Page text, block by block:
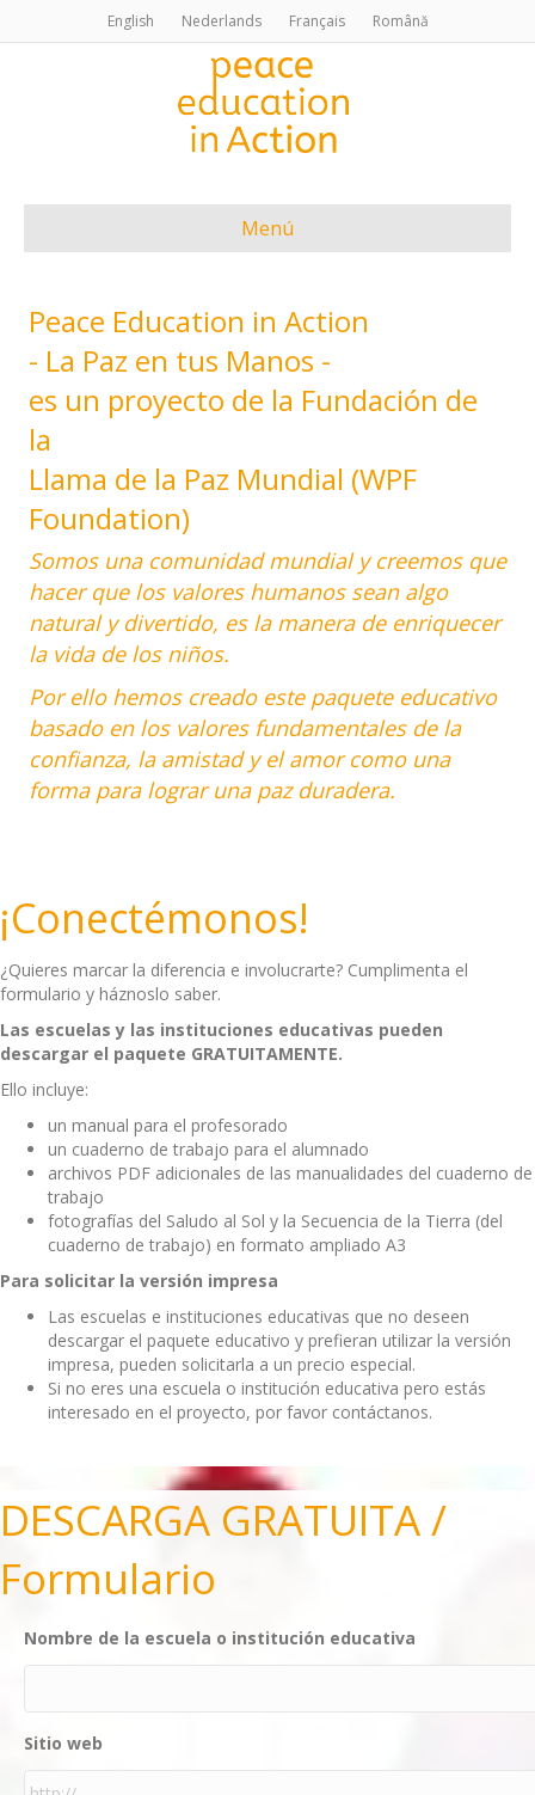
English Nederlands Français Română
Menú
Peace Education in Action
- La Paz en tus Manos -
es un proyecto de la Fundación de
la
Llama de la Paz Mundial (WPF
Foundation)
Somos una comunidad mundial y creemos que
hacer que los valores humanos sean algo
natural y divertido, es la manera de enriquecer
la vida de los niños.
Por ello hemos creado este paquete educativo
basado en los valores fundamentales de la
confianza, la amistad y el amor como una
forma para lograr una paz duradera.
¡Conectémonos!
¿Quieres marcar la diferencia e involucrarte? Cumplimenta el
formulario y háznoslo saber.
Las escuelas y las instituciones educativas pueden
descargar el paquete GRATUITAMENTE.
Ello incluye:
un manual para el profesorado
un cuaderno de trabajo para el alumnado
archivos PDF adicionales de las manualidades del cuaderno de
trabajo
fotografías del Saludo al Sol y la Secuencia de la Tierra (del
cuaderno de trabajo) en formato ampliado A3
Para solicitar la versión impresa
Las escuelas e instituciones educativas que no deseen
descargar el paquete educativo y prefieran utilizar la versión
impresa, pueden solicitarla a un precio especial.
Si no eres una escuela o institución educativa pero estás
interesado en el proyecto, por favor contáctanos.
DESCARGA GRATUITA /
Formulario
Nombre de la escuela o institución educativa
Sitio web